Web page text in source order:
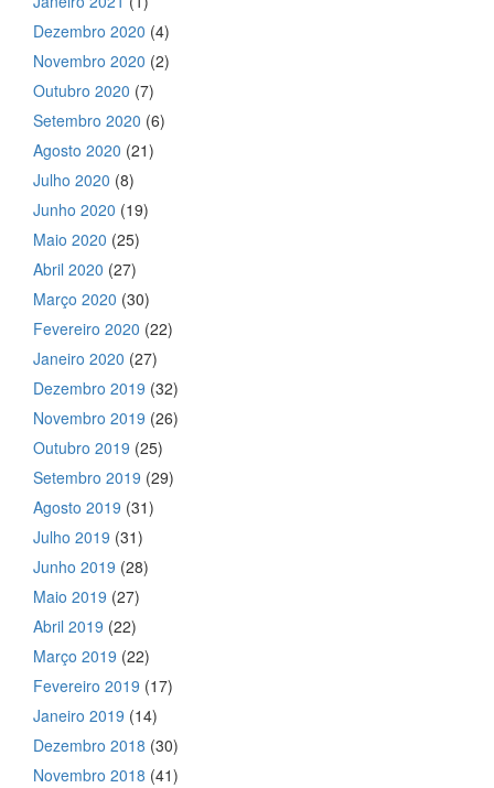
Dezembro 2020 (4)
Novembro 2020 (2)
Outubro 2020 (7)
Setembro 2020 (6)
Agosto 2020 (21)
Julho 2020 (8)
Junho 2020 (19)
Maio 2020 (25)
Abril 2020 (27)
Março 2020 (30)
Fevereiro 2020 (22)
Janeiro 2020 (27)
Dezembro 2019 (32)
Novembro 2019 (26)
Outubro 2019 (25)
Setembro 2019 (29)
Agosto 2019 (31)
Julho 2019 (31)
Junho 2019 (28)
Maio 2019 (27)
Abril 2019 (22)
Março 2019 (22)
Fevereiro 2019 (17)
Janeiro 2019 (14)
Dezembro 2018 (30)
Novembro 2018 (41)